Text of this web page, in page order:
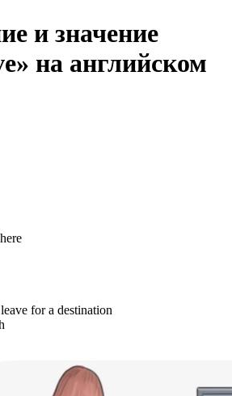
и значение
на английском
for a destination